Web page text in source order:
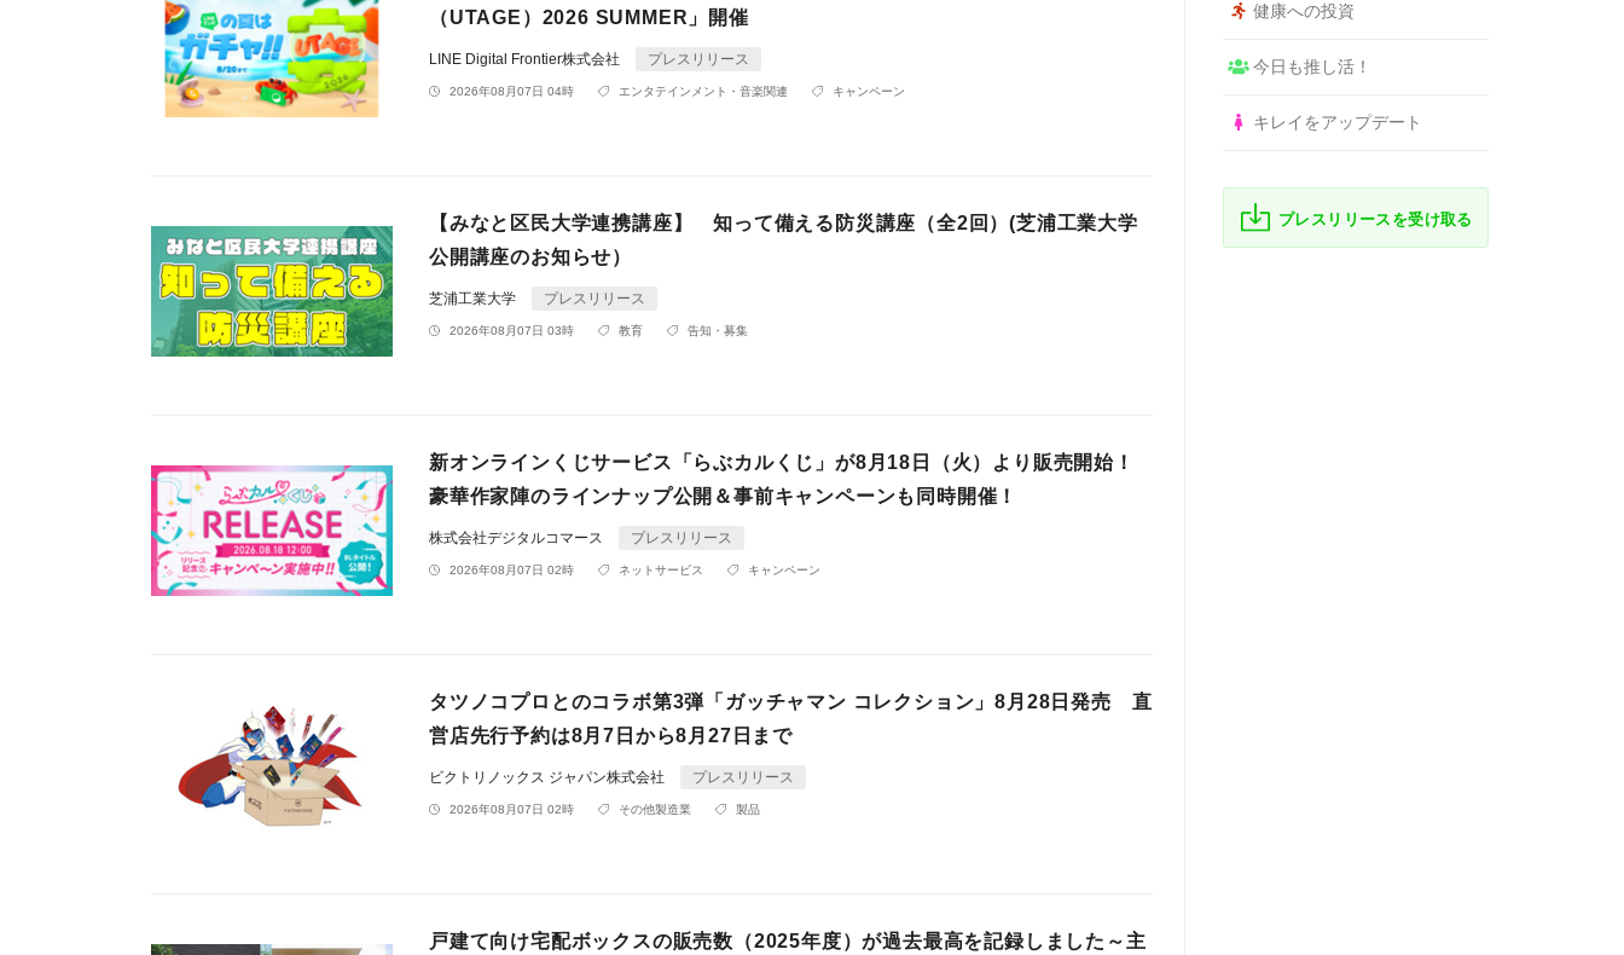
（UTAGE）2026 SUMMER」開催
LINE Digital Frontier株式会社 プレスリリース
2026年08月07日 04時 エンタテインメント・音楽関連 キャンペーン
【みなと区民大学連携講座】 知って備える防災講座（全2回）(芝浦工業大学
公開講座のお知らせ）
芝浦工業大学 プレスリリース
2026年08月07日 03時 教育 告知・募集
新オンラインくじサービス「らぶカルくじ」が8月18日（火）より販売開始！
豪華作家陣のラインナップ公開＆事前キャンペーンも同時開催！
株式会社デジタルコマース プレスリリース
2026年08月07日 02時 ネットサービス キャンペーン
タツノコプロとのコラボ第3弾「ガッチャマン コレクション」8月28日発売 直
営店先行予約は8月7日から8月27日まで
ビクトリノックス ジャパン株式会社 プレスリリース
2026年08月07日 02時 その他製造業 製品
戸建て向け宅配ボックスの販売数（2025年度）が過去最高を記録しました～主
健康への投資
今日も推し活！
キレイをアップデート
プレスリリースを受け取る